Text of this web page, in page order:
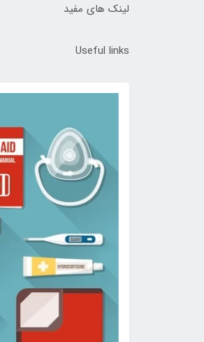
لینک های مفید
Useful links